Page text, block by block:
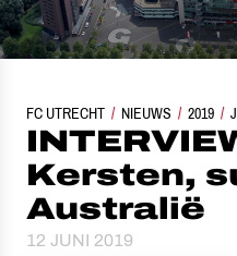
FC UTRECHT NIEUWS 2019
INTERVIEW | TOM
Kersten,
Australië
12 JUNI 2019